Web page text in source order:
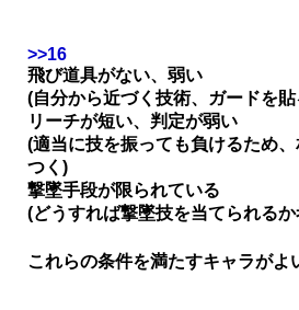
>>16
飛び道具がない、弱い
(自分から近づく技術、ガードを
リーチが短い、判定が弱い
(適当に技を振っても負けるため
つく)
撃墜手段が限られている
(どうすれば撃墜技を当てられる
これらの条件を満たすキャラがよ